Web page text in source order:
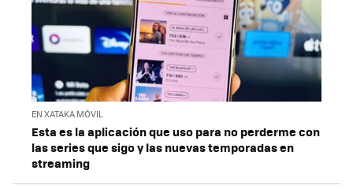
EN XATAKA MÓVIL
Esta es la aplicación que uso para no perderme con
las series que sigo y las nuevas temporadas en
streaming